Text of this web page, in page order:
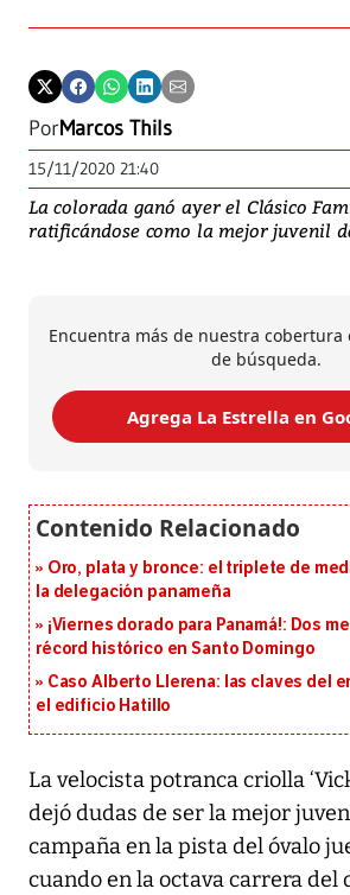
PorMarcos Thils
15/11/2020 21:40
La colorada ganó ayer el Clásico
ratificándose como la mejor juvenil
Encuentra más de nuestra cobertura
de búsqueda.
Agrega La Estrella en
Oro, plata y bronce: el triplete de
la delegación panameña
¡Viernes dorado para Panamá!: Dos
récord histórico en Santo Domingo
Caso Alberto Llerena: las claves del
el edificio Hatillo
La velocista potranca criolla
dejó dudas de ser la mejor
campaña en la pista del óvalo
cuando en la octava carrera del